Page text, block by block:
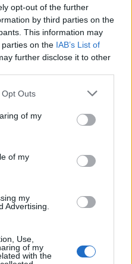
opt-out of the further
by third parties on the
This information may
on the IAB’s List of
further disclose it to other
uses one or more Google
behaviour. You may click to
and its third-party tags to
purposes in below Google
Outs
of my
of my
my
Advertising.
Use,
of my
with the
és kir.
a
utolsó kísérletként az